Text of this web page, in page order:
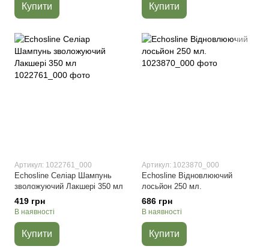
Купити Купити
Артикул: 1022761_000
Echosline Селіар Шампунь
зволожуючий Лакшері 350 мл
419 грн
В наявності
Купити
Артикул: 1023870_000
Echosline Відновлюючий
лосьйон 250 мл.
686 грн
В наявності
Купити